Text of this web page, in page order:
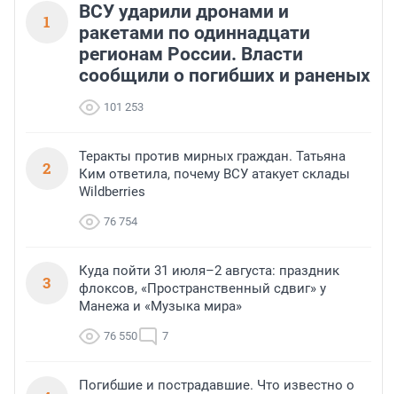
1
ВСУ ударили дронами и
ракетами по одиннадцати
регионам России. Власти
сообщили о погибших и раненых
101 253
2
Теракты против мирных граждан. Татьяна
Ким ответила, почему ВСУ атакует склады
Wildberries
76 754
3
Куда пойти 31 июля–2 августа: праздник
флоксов, «Пространственный сдвиг» у
Манежа и «Музыка мира»
76 550 7
Погибшие и пострадавшие. Что известно о